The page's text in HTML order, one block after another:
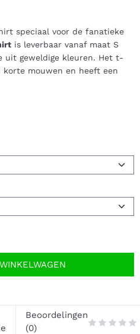
speciaal voor de fanatieke
is leverbaar vanaf maat S
uit geweldige kleuren. Het t-
mouwen en heeft een
Beoordelingen
(0)